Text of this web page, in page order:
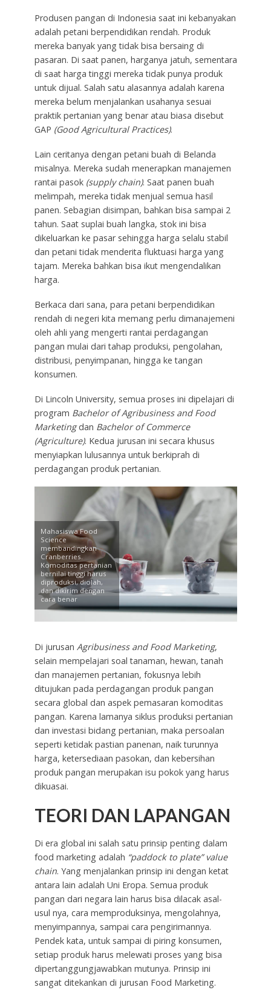
Produsen pangan di Indonesia saat ini kebanyakan
adalah petani berpendidikan rendah. Produk
mereka banyak yang tidak bisa bersaing di
pasaran. Di saat panen, harganya jatuh, sementara
di saat harga tinggi mereka tidak punya produk
untuk dijual. Salah satu alasannya adalah karena
mereka belum menjalankan usahanya sesuai
praktik pertanian yang benar atau biasa disebut
GAP (Good Agricultural Practices).
Lain ceritanya dengan petani buah di Belanda
misalnya. Mereka sudah menerapkan manajemen
rantai pasok (supply chain). Saat panen buah
melimpah, mereka tidak menjual semua hasil
panen. Sebagian disimpan, bahkan bisa sampai 2
tahun. Saat suplai buah langka, stok ini bisa
dikeluarkan ke pasar sehingga harga selalu stabil
dan petani tidak menderita fluktuasi harga yang
tajam. Mereka bahkan bisa ikut mengendalikan
harga.
Berkaca dari sana, para petani berpendidikan
rendah di negeri kita memang perlu dimanajemeni
oleh ahli yang mengerti rantai perdagangan
pangan mulai dari tahap produksi, pengolahan,
distribusi, penyimpanan, hingga ke tangan
konsumen.
Di Lincoln University, semua proses ini dipelajari di
program Bachelor of Agribusiness and Food
Marketingdan Bachelor of Commerce
(Agriculture). Kedua jurusan ini secara khusus
menyiapkan lulusannya untuk berkiprah di
perdagangan produk pertanian.
Mahasiswa Food
Science
membandingkan
Cranberries.
Komoditas pertanian
bernilai tinggi harus
diproduksi, diolah,
dan dikirim dengan
cara benar
Di jurusan Agribusiness and Food Marketing,
selain mempelajari soal tanaman, hewan, tanah
dan manajemen pertanian, fokusnya lebih
ditujukan pada perdagangan produk pangan
secara global dan aspek pemasaran komoditas
pangan. Karena lamanya siklus produksi pertanian
dan investasi bidang pertanian, maka persoalan
seperti ketidak pastian panenan, naik turunnya
harga, ketersediaan pasokan, dan kebersihan
produk pangan merupakan isu pokok yang harus
dikuasai.
TEORI DAN LAPANGAN
Di era global ini salah satu prinsip penting dalam
food marketing adalah “paddock to plate” value
chain. Yang menjalankan prinsip ini dengan ketat
antara lain adalah Uni Eropa. Semua produk
pangan dari negara lain harus bisa dilacak asal-
usul nya, cara memproduksinya, mengolahnya,
menyimpannya, sampai cara pengirimannya.
Pendek kata, untuk sampai di piring konsumen,
setiap produk harus melewati proses yang bisa
dipertanggungjawabkan mutunya. Prinsip ini
sangat ditekankan di jurusan Food Marketing.